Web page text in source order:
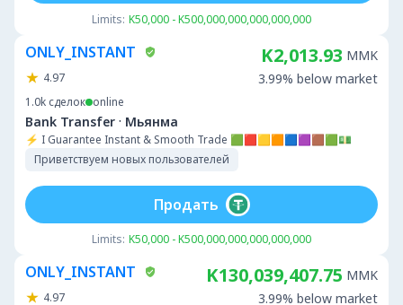
Limits: K50,000 - K500,000,000,000,000,000
ONLY_INSTANT
4.97
1.0k сделок online
Bank Transfer · Мьянма
⚡ I Guarantee Instant & Smooth Trade 🟩🟥🟨🟧🟦🟪🟫🟩💵
Приветствуем новых пользователей
K2,013.93 MMK
3.99% below market
Limits: K50,000 - K500,000,000,000,000,000
Продать
ONLY_INSTANT
4.97
K130,039,407.75 MMK
3.99% below market